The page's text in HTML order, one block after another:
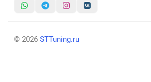
© 2026 STTuning.ru